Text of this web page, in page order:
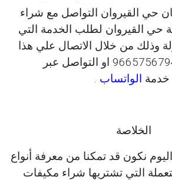
حي القيروان التواصل مع شراء
حي القيروان لطلب الخدمة التي
وذلك من خلال الاتصال علي هذا
الرقم 966575679465 او التواصل عبر
خدمة الواتساب .
الخلاصة
نكون قد تمكنا من معرفة أنواع
التي تشتريها شراء مكيفات